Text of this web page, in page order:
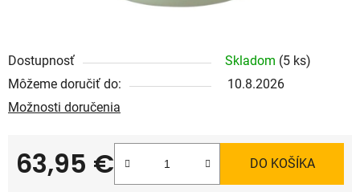
Dostupnosť Skladom (5 ks)
Môžeme doručiť do:
10.8.2026
Možnosti doručenia
63,95 €
Jednotková cena:
DO KOŠÍKA